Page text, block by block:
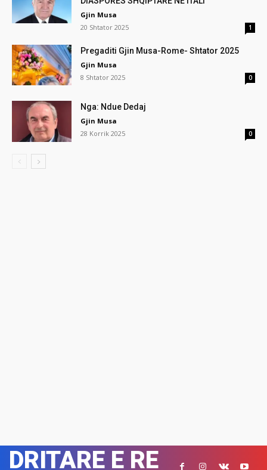
Gjin Musa
20 Shtator 2025
1
Pregaditi Gjin Musa-Rome- Shtator 2025
Gjin Musa
8 Shtator 2025
0
Nga: Ndue Dedaj
Gjin Musa
28 Korrik 2025
0
DRITARE E RE